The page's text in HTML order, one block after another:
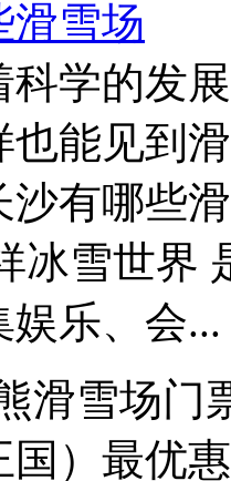
滑雪场
科学的发
也能见到
沙有哪些
冰雪世界
娱乐、会...